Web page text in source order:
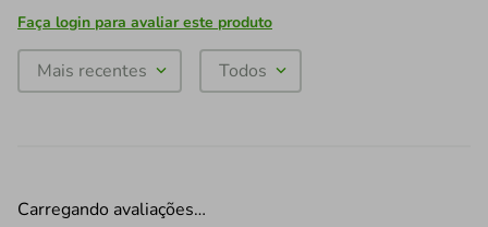
Faça login para avaliar este produto
Mais recentes Todos
Carregando avaliações…